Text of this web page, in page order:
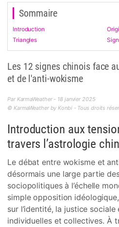
Sommaire
Introduction
Triangles
Les 12 signes chinois face
et de l'anti-wokisme
Par KarmaWeather - 18 janvier 2025
© KarmaWeather by Konbi - Tous droits
Introduction aux
travers l’astrologie
Le débat entre wokisme et
désormais une large partie
sociopolitiques à l’échelle
simple opposition
sur l’identité, la justice
individuelles et collectives. À